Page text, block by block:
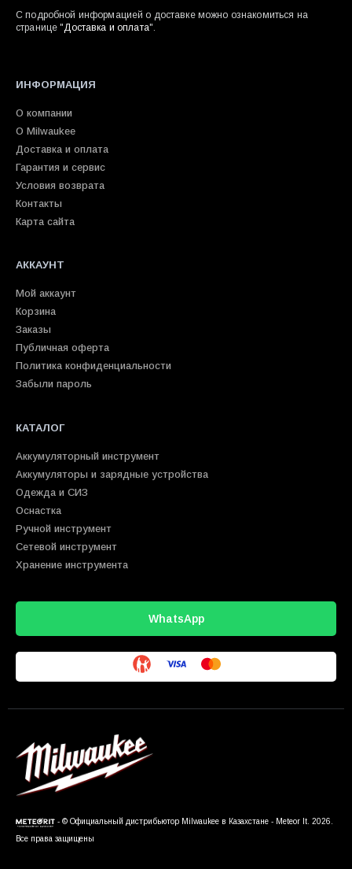
С подробной информацией о доставке можно ознакомиться на
странице " Доставка и оплата".
ИНФОРМАЦИЯ
О компании
О Milwaukee
Доставка и оплата
Гарантия и сервис
Условия возврата
Контакты
Карта сайта
АККАУНТ
Мой аккаунт
Корзина
Заказы
Публичная оферта
Политика конфиденциальности
Забыли пароль
КАТАЛОГ
Аккумуляторный инструмент
Аккумуляторы и зарядные устройства
Одежда и СИЗ
Оснастка
Ручной инструмент
Сетевой инструмент
Хранение инструмента
WhatsApp
- © Официальный дистрибьютор Milwaukee в Казахстане - Meteor It. 2026.
Все права защищены